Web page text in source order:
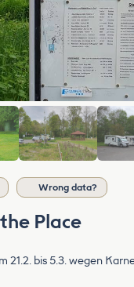
Wrong data?
Place
21.2. bis 5.3. wegen